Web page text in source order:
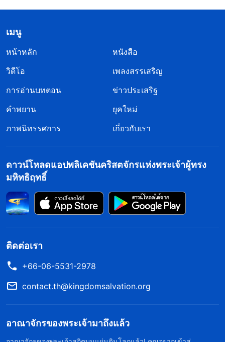
เมนู
หน้าหลัก
หนังสือ
วิดีโอ
เพลงสรรเสริญ
การอ่านบทตอน
ข่าวประเสริฐ
คำพยาน
ยุคใหม่
ภาพนิทรรศการ
เกี่ยวกับเรา
ดาวน์โหลดแอปพลิเคชันคริสตจักรแห่งพระเจ้าผู้ทรง
มหิทธิฤทธิ์
ติดต่อเรา
+66-06-5531-2978
contact.th@kingdomsalvation.org
อาณาจักรของพระเจ้ามาถึงแล้ว